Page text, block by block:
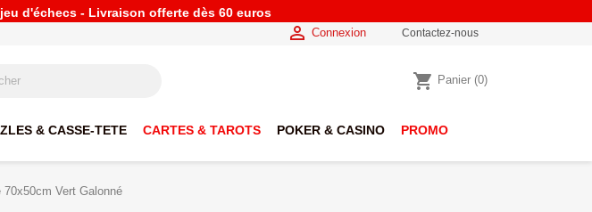
d'échecs - Livraison offerte dès 60 euros
 Connexion Contactez-nous
shopping_cart Panier (0)
& CASSE-TETE CARTES & TAROTS POKER & CASINO PROMO
Vert Galonné